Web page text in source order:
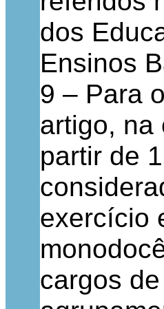
dos
Ensinos
9 – Para
artigo, na
partir de
exercício
cargos